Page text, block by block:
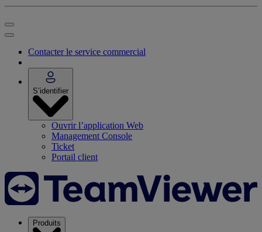
Contacter le service commercial
S’identifier
Ouvrir l’application Web
Management Console
Ticket
Portail client
Produits